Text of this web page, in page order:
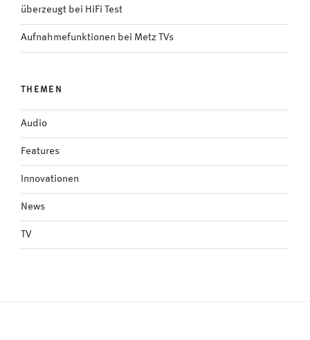
überzeugt bei HiFi Test
Aufnahmefunktionen bei Metz TVs
THEMEN
Audio
Features
Innovationen
News
TV